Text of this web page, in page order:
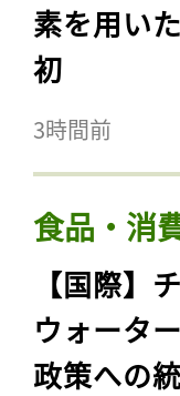
素を用い
初
3時間前
食品・消
【国際】
ウォータ
政策への